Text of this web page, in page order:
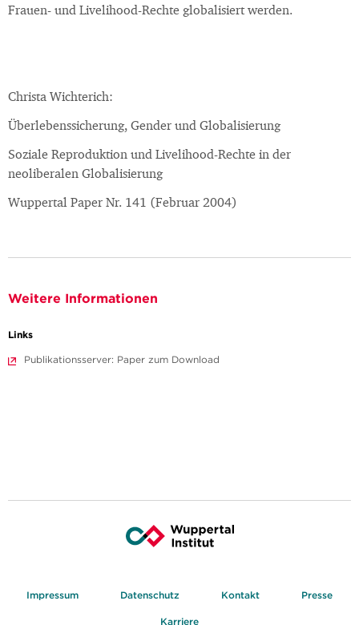
Frauen- und Livelihood-Rechte globalisiert werden.
Christa Wichterich:
Überlebenssicherung, Gender und Globalisierung
Soziale Reproduktion und Livelihood-Rechte in der
neoliberalen Globalisierung
Wuppertal Paper Nr. 141 (Februar 2004)
Weitere Informationen
Links
Publikationsserver: Paper zum Download
Impressum Datenschutz Kontakt Presse
Karriere